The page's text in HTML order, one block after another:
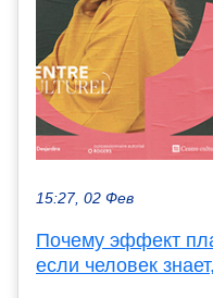
15:27, 02 Фев
Почему эффект
если человек